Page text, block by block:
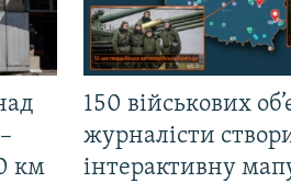
км
150 військових
журналісти
інтерактивну